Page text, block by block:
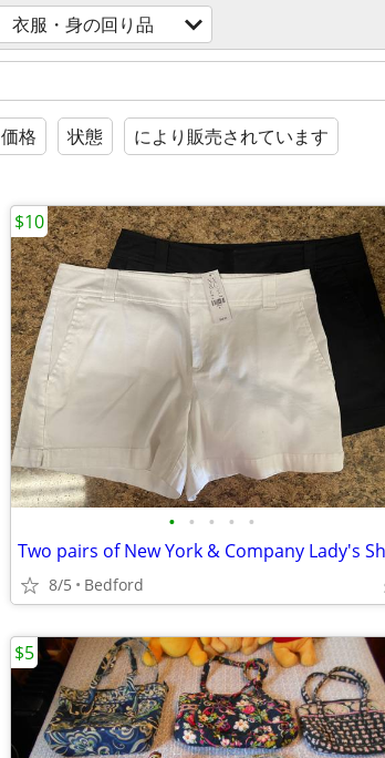
衣服・身の回り品
価格 状態 により販売されています
• • • • •
8/5 Bedford
$10
$5